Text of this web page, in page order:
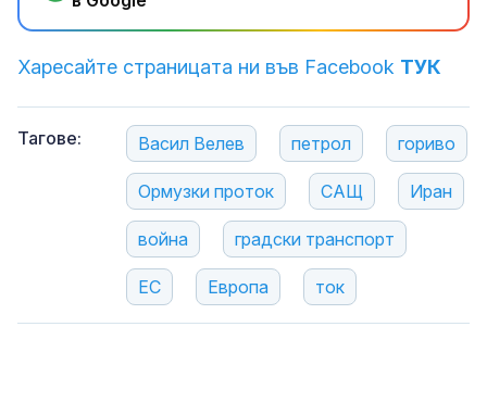
Харесайте страницата ни във Facebook ТУК
Тагове: Васил Велев петрол гориво
Ормузки проток САЩ Иран
война градски транспорт
ЕС Европа ток